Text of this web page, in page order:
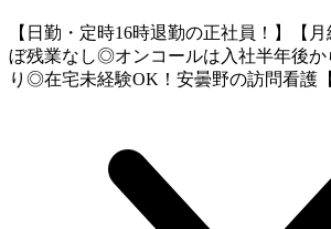
【日勤・定時16時退勤の正社員！】【
ぼ残業なし◎オンコールは入社半年後か
り◎在宅未経験OK！安曇野の訪問看護